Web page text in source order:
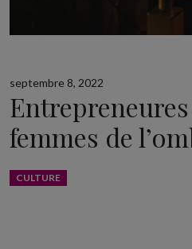
septembre 8, 2022
Entrepreneures
femmes de
CULTURE